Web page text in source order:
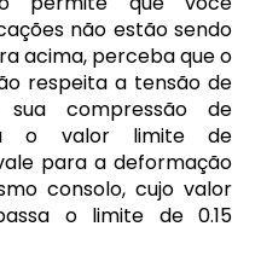
não estão sendo
acima, perceba que o
respeita a tensão de
sua compressão de
o valor limite de
para a deformação
consolo, cujo valor
o limite de 0.15